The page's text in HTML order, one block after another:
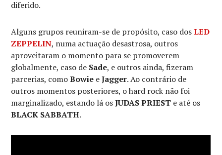
diferido.
Alguns grupos reuniram-se de propósito, caso dosLED
ZEPPELIN, numa actuação desastrosa, outros
aproveitaram o momento para se promoverem
globalmente, caso de Sade, e outros ainda, fizeram
parcerias, comoBowie eJagger. Ao contrário de
outros momentos posteriores, o hard rock não foi
marginalizado, estando lá osJUDAS PRIEST e até os
BLACK SABBATH.